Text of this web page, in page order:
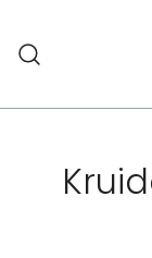
naar